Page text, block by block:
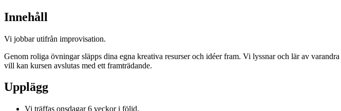
Innehåll
Vi jobbar utifrån improvisation.
Genom roliga övningar släpps dina egna kreativa resurser och idéer fram. Vi lyssnar och lär av
vill kan kursen avslutas med ett framträdande.
Upplägg
Vi träffas onsdagar 6 veckor i följd.